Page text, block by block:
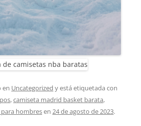
en Uncategorized y está etiquetada con
,camiseta madrid basket barata,
para hombresen 24 de agosto de 2023.